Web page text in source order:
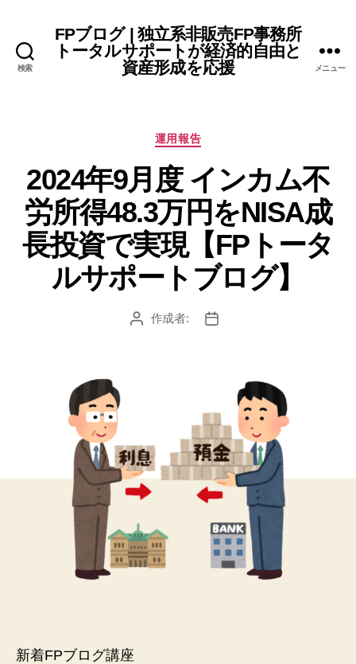
検索
FPブログ | 独立系非販売FP事務所
トータルサポートが経済的自由と
資産形成を応援
メニュー
カ
ゴ
リ
ー
運用報告
2024年9月度 インカム不
労所得48.3万円をNISA成
長投資で実現【FPトータ
ルサポートブログ】
投 作成者:
投
新着FPブログ講座